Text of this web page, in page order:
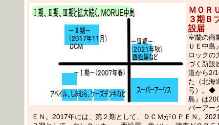
ＭＯＲ
３期Ｂ
設届
室蘭の商
ＵＥ中島
ロックの
づく新設
道から2/
た（北海
号）。◆
島』は
パーアー
ＥＮ。2017年には、第２期として、ＤＣＭがＯＰＥＮ。